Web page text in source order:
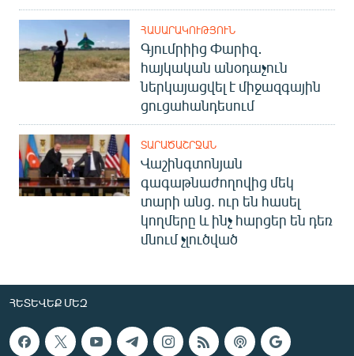
ՀԱՍԱՐԱԿՈՒԹՅՈՒՆ
Գյումրիից Փարիզ․
հայկական անօդաչուն
ներկայացվել է միջազգային
ցուցահանդեսում
ՏԱՐԱԾԱՇՐՋԱՆ
Վաշինգտոնյան
գագաթնաժողովից մեկ
տարի անց. ուր են հասել
կողմերը և ինչ հարցեր են դեռ
մնում չլուծված
ՀԵՏԵՎԵՔ ՄԵԶ